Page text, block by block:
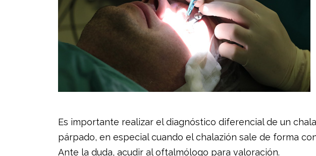
Es importante realizar el diagnóstico diferencial de un
párpado, en especial cuando el chalazión sale de forma
Ante la duda, acudir al oftalmólogo para valoración.